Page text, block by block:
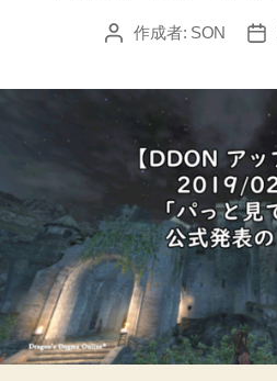
投
作成者: SON
投